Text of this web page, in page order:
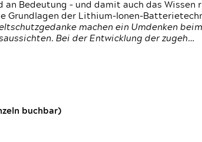
Bedeutung – und damit auch das
Grundlagen der Lithium-Ionen-
machen ein Umdenken
Bei der Entwicklung der zugeh…
buchbar)